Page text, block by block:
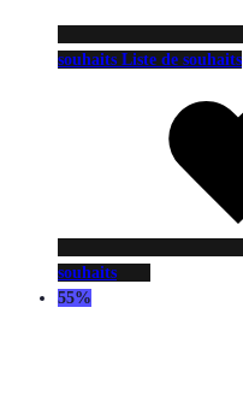
souhaits Liste de souhaits
souhaits
55%